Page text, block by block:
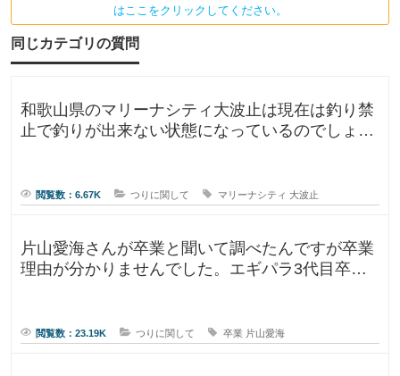
はここをクリックしてください。
同じカテゴリの質問
和歌山県のマリーナシティ大波止は現在は釣り禁
止で釣りが出来ない状態になっているのでしょう
閲覧数：6.67K つりに関して マリーナシティ 大波止
片山愛海さんが卒業と聞いて調べたんですが卒業
理由が分かりませんでした。エギパラ3代目卒業
閲覧数：23.19K つりに関して 卒業 片山愛海